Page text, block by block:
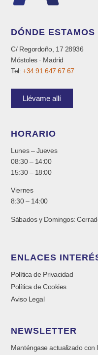
DÓNDE ESTAMOS
C/ Regordoño, 17 28936
Móstoles · Madrid
Tel:+34 91 647 67 67
Llévame allí
HORARIO
Lunes – Jueves
08:30 – 14:00
15:30 – 18:00
Viernes
8:30 – 14:00
Sábados y Domingos:
ENLACES
Política de Privacidad
Política de Cookies
Aviso Legal
NEWSLETTER
Manténgase actualizado con